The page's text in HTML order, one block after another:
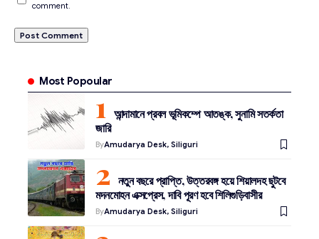
comment.
Most Popoular
আন্দামানে প্রবল ভূমিকম্পে আতঙ্ক, সুনামি সতর্কতা
জারি
ByAmudarya Desk, Siliguri
নতুন বছরে প্রাপ্তি, উত্তরবঙ্গ হয়ে শিয়ালদহ ছুটবে
মদনমোহন এক্সপ্রেস, দাবি পূরণ হবে শিলিগুড়িবাসীর
ByAmudarya Desk, Siliguri